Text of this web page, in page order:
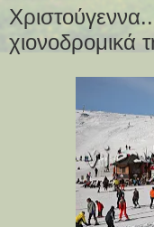
χιονοδρομικά